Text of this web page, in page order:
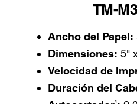
TM-
Ancho del Papel:
Dimensiones: 5"
Velocidad de
Duración del
4